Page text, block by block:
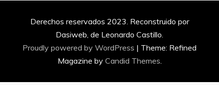
Derechos reservados 2023. Reconstruido por
Dasiweb, de Leonardo Castillo.
Proudly powered by WordPress | Theme: Refined
Magazine by Candid Themes.